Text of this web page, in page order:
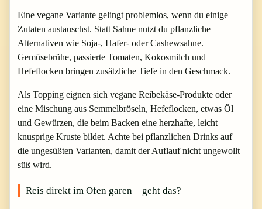
Eine vegane Variante gelingt problemlos, wenn du einige
Zutaten austauschst. Statt Sahne nutzt du pflanzliche
Alternativen wie Soja-, Hafer- oder Cashewsahne.
Gemüsebrühe, passierte Tomaten, Kokosmilch und
Hefeflocken bringen zusätzliche Tiefe in den Geschmack.
Als Topping eignen sich vegane Reibekäse-Produkte oder
eine Mischung aus Semmelbröseln, Hefeflocken, etwas Öl
und Gewürzen, die beim Backen eine herzhafte, leicht
knusprige Kruste bildet. Achte bei pflanzlichen Drinks auf
die ungesüßten Varianten, damit der Auflauf nicht ungewollt
süß wird.
Reis direkt im Ofen garen – geht das?